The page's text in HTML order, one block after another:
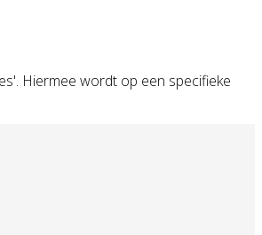
Hiermee wordt op een specifieke